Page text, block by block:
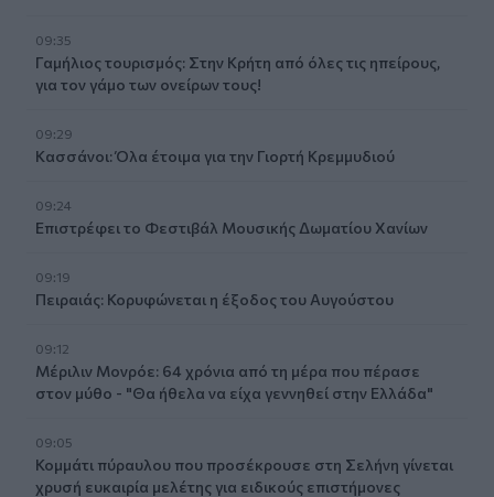
09:35
Γαμήλιος τουρισμός: Στην Κρήτη από όλες τις ηπείρους,
για τον γάμο των ονείρων τους!
09:29
Κασσάνοι: Όλα έτοιμα για την Γιορτή Κρεμμυδιού
09:24
Επιστρέφει το Φεστιβάλ Μουσικής Δωματίου Χανίων
09:19
Πειραιάς: Κορυφώνεται η έξοδος του Αυγούστου
09:12
Μέριλιν Μονρόε: 64 χρόνια από τη μέρα που πέρασε
στον μύθο - "Θα ήθελα να είχα γεννηθεί στην Ελλάδα"
09:05
Κομμάτι πύραυλου που προσέκρουσε στη Σελήνη γίνεται
χρυσή ευκαιρία μελέτης για ειδικούς επιστήμονες